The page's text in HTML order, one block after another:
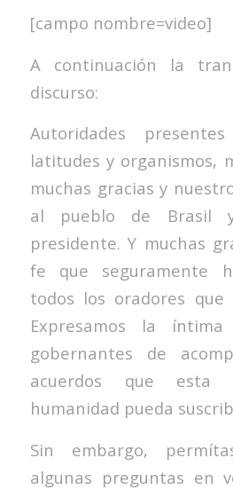
[campo nombre=video]
A continuación la
discurso:
Autoridades
latitudes y organismos,
muchas gracias y
al pueblo de Brasil
presidente. Y muchas
fe que seguramente
todos los oradores que
Expresamos la
gobernantes de
acuerdos que esta
humanidad pueda
Sin embargo,
algunas preguntas en